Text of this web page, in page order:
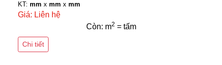
KT: mm x mm x mm
Giá: Liên hệ
Còn: m2 = tấm
Chi tiết